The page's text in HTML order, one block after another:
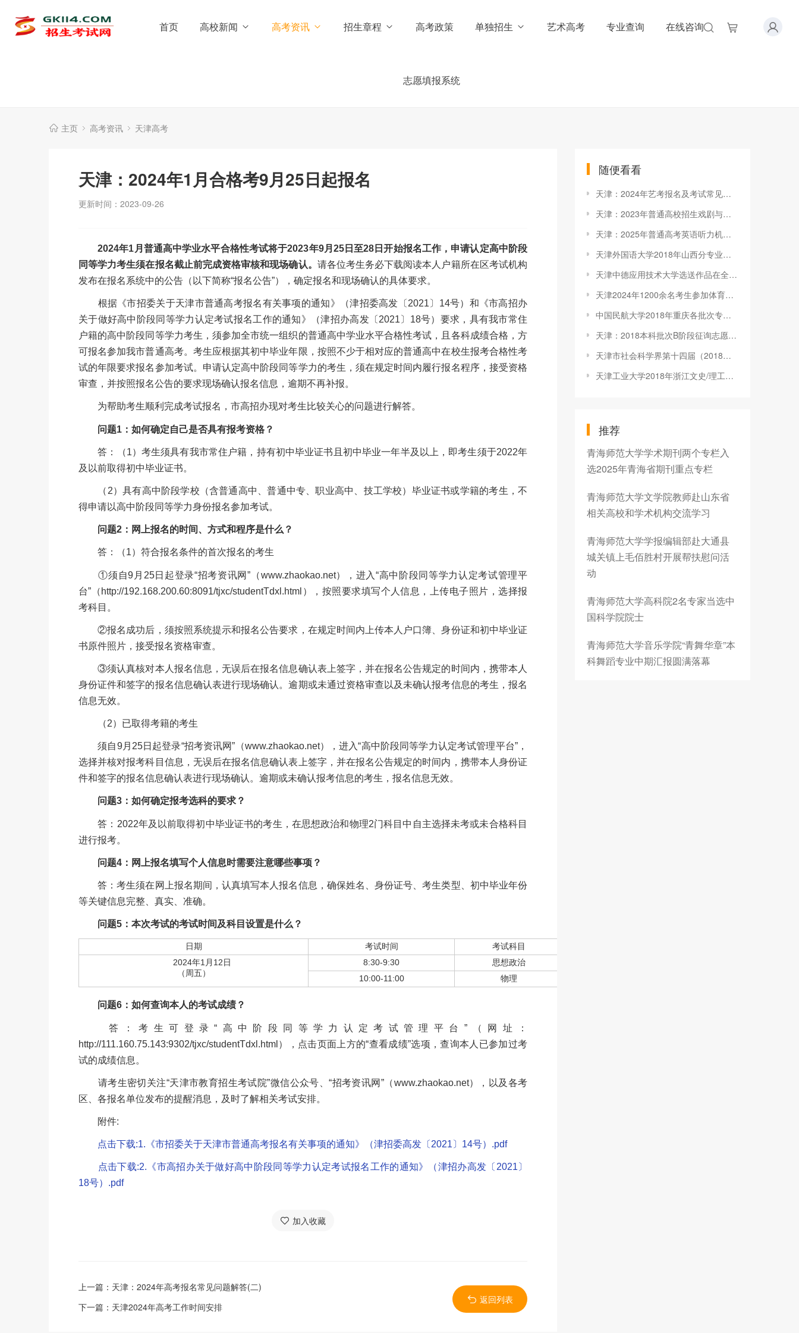
首页 高校新闻 高考资讯 招生章程 高考政策 单独招生 艺术高考 专业查询 在线咨询
志愿填报系统
主页 高考资讯 天津高考
天津：2024年1月合格考9月25日起报名
更新时间：2023-09-26
2024年1月普通高中学业水平合格性考试将于2023年9月25日至28日开始报名工作，申请认定高中阶段
同等学力考生须在报名截止前完成资格审核和现场确认。 请各位考生务必下载阅读本人户籍所在区考试机构
发布在报名系统中的公告（以下简称“报名公告”），确定报名和现场确认的具体要求。
根据《市招委关于天津市普通高考报名有关事项的通知》（津招委高发〔2021〕14号）和《市高招办
关于做好高中阶段同等学力认定考试报名工作的通知》（津招办高发〔2021〕18号）要求，具有我市常住
户籍的高中阶段同等学力考生，须参加全市统一组织的普通高中学业水平合格性考试，且各科成绩合格，方
可报名参加我市普通高考。考生应根据其初中毕业年限，按照不少于相对应的普通高中在校生报考合格性考
试的年限要求报名参加考试。申请认定高中阶段同等学力的考生，须在规定时间内履行报名程序，接受资格
审查，并按照报名公告的要求现场确认报名信息，逾期不再补报。
为帮助考生顺利完成考试报名，市高招办现对考生比较关心的问题进行解答。
问题1：如何确定自己是否具有报考资格？
答：（1）考生须具有我市常住户籍，持有初中毕业证书且初中毕业一年半及以上，即考生须于2022年
及以前取得初中毕业证书。
（2）具有高中阶段学校（含普通高中、普通中专、职业高中、技工学校）毕业证书或学籍的考生，不
得申请以高中阶段同等学力身份报名参加考试。
问题2：网上报名的时间、方式和程序是什么？
答：（1）符合报名条件的首次报名的考生
①须自9月25日起登录“招考资讯网”（www.zhaokao.net），进入“高中阶段同等学力认定考试管理平
台”（http://192.168.200.60:8091/tjxc/studentTdxl.html），按照要求填写个人信息，上传电子照片，选择报
考科目。
②报名成功后，须按照系统提示和报名公告要求，在规定时间内上传本人户口簿、身份证和初中毕业证
书原件照片，接受报名资格审查。
③须认真核对本人报名信息，无误后在报名信息确认表上签字，并在报名公告规定的时间内，携带本人
身份证件和签字的报名信息确认表进行现场确认。逾期或未通过资格审查以及未确认报考信息的考生，报名
信息无效。
（2）已取得考籍的考生
须自9月25日起登录“招考资讯网”（www.zhaokao.net），进入“高中阶段同等学力认定考试管理平台”，
选择并核对报考科目信息，无误后在报名信息确认表上签字，并在报名公告规定的时间内，携带本人身份证
件和签字的报名信息确认表进行现场确认。逾期或未确认报考信息的考生，报名信息无效。
问题3：如何确定报考选科的要求？
答：2022年及以前取得初中毕业证书的考生，在思想政治和物理2门科目中自主选择未考或未合格科目
进行报考。
问题4：网上报名填写个人信息时需要注意哪些事项？
答：考生须在网上报名期间，认真填写本人报名信息，确保姓名、身份证号、考生类型、初中毕业年份
等关键信息完整、真实、准确。
问题5：本次考试的考试时间及科目设置是什么？
日期 考试时间
考试科目
2024年1月12日
（周五）
8:30-9:30
思想政治
10:00-11:00
物理
问题6：如何查询本人的考试成绩？
答：考生可登录“高中阶段同等学力认定考试管理平台”（网址：
http://111.160.75.143:9302/tjxc/studentTdxl.html），点击页面上方的“查看成绩”选项，查询本人已参加过考
试的成绩信息。
请考生密切关注“天津市教育招生考试院”微信公众号、“招考资讯网”（www.zhaokao.net），以及各考
区、各报名单位发布的提醒消息，及时了解相关考试安排。
附件:
点击下载:1.《市招委关于天津市普通高考报名有关事项的通知》（津招委高发〔2021〕14号）.pdf
点击下载:2.《市高招办关于做好高中阶段同等学力认定考试报名工作的通知》（津招办高发〔2021〕
18号）.pdf
加入收藏
上一篇： 天津：2024年高考报名常见问题解答(二)
下一篇： 天津2024年高考工作时间安排
返回列表
随便看看
天津：2024年艺考报名及考试常见问题解答(三)
天津：2023年普通高校招生戏剧与影视学类专业统一考试考前温馨提示
天津：2025年普通高考英语听力机考在线模拟练习开始
天津外国语大学2018年山西分专业录取分数线
天津中德应用技术大学选送作品在全国高校大学生微电影大赛中获优
天津2024年1200余名考生参加体育统考
中国民航大学2018年重庆各批次专业录取分数线
天津：2018本科批次B阶段征询志愿7月28日开始填报
天津市社会科学界第十四届（2018）学术年会分会场会议在天津外国
天津工业大学2018年浙江文史/理工各批次专业录取分数线
推荐
青海师范大学学术期刊两个专栏入
选2025年青海省期刊重点专栏
青海师范大学文学院教师赴山东省
相关高校和学术机构交流学习
青海师范大学学报编辑部赴大通县
城关镇上毛佰胜村开展帮扶慰问活
动
青海师范大学高科院2名专家当选中
国科学院院士
青海师范大学音乐学院“青舞华章”本
科舞蹈专业中期汇报圆满落幕